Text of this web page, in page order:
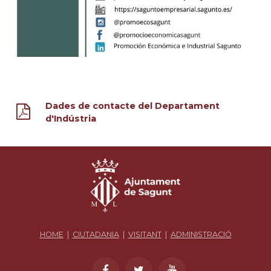
Dades de contacte del Departament
d'Indústria
HOME | CIUTADANIA| VISITANT| ADMINISTRACIÓ